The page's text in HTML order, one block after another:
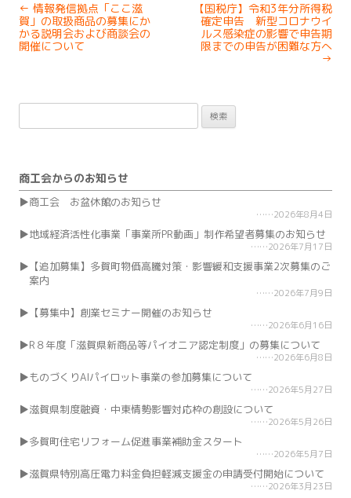
Post
navigation
← 情報発信拠点「ここ滋
賀」の取扱商品の募集にか
かる説明会および商談会の
開催について
【国税庁】令和3年分所得税
確定申告 新型コロナウイ
ルス感染症の影響で申告期
限までの申告が困難な方へ
→
索:
商工会からのお知らせ
商工会 お盆休館のお知らせ
2026年8月4日
地域経済活性化事業「事業所PR動画」制作希望者募集のお知らせ
2026年7月17日
【追加募集】多賀町物価高騰対策・影響緩和支援事業2次募集のご
案内
2026年7月9日
【募集中】創業セミナー開催のお知らせ
2026年6月16日
R８年度「滋賀県新商品等パイオニア認定制度」の募集について
2026年6月8日
ものづくりAIパイロット事業の参加募集について
2026年5月27日
滋賀県制度融資・中東情勢影響対応枠の創設について
2026年5月26日
多賀町住宅リフォーム促進事業補助金スタート
2026年5月7日
滋賀県特別高圧電力料金負担軽減支援金の申請受付開始について
2026年3月23日